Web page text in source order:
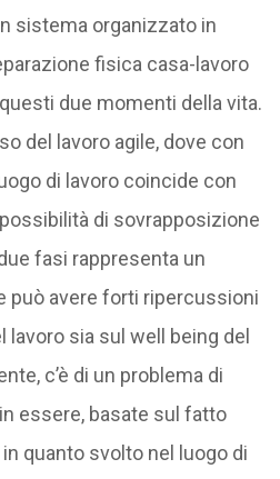
sistema organizzato in
fisica casa-lavoro
due momenti della vita.
del lavoro agile, dove con
di lavoro coincide con
di sovrapposizione
fasi rappresenta un
può avere forti ripercussioni
sia sul well being del
c’è di un problema di
essere, basate sul fatto
quanto svolto nel luogo di